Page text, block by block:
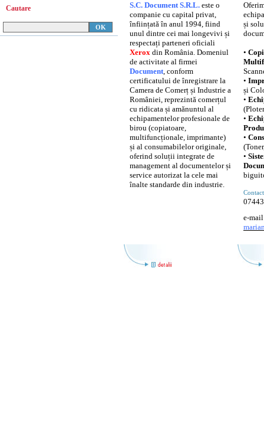
Cautare S.C. Document S.R.L. este o
companie cu capital privat,
înființată în anul 1994, fiind
unul dintre cei mai longevivi și
respectați parteneri oficiali
Xerox din România. Domeniul
de activitate al firmei
Document, conform
certificatului de înregistrare la
Camera de Comerț și Industrie a
României, reprezintă comerțul
cu ridicata și amănuntul al
echipamentelor profesionale de
birou (copiatoare,
multifuncționale, imprimante)
și al consumabilelor originale,
oferind soluții integrate de
management al documentelor și
service autorizat la cele mai
înalte standarde din industrie.
și
•
•
și
•
•
•
•
e-